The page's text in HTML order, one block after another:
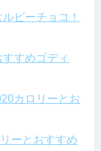
ビーチョコ！
すめゴディ
カロリーとお
ーとおすすめ